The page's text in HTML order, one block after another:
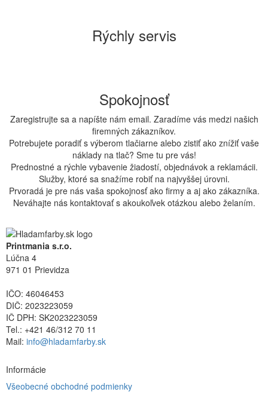
Rýchly servis
Spokojnosť
Zaregistrujte sa a napíšte nám email. Zaradíme vás medzi našich
firemných zákazníkov.
Potrebujete poradiť s výberom tlačiarne alebo zistiť ako znížiť vaše
náklady na tlač? Sme tu pre vás!
Prednostné a rýchle vybavenie žiadostí, objednávok a reklamácii.
Služby, ktoré sa snažíme robiť na najvyššej úrovni.
Prvoradá je pre nás vaša spokojnosť ako firmy a aj ako zákazníka.
Neváhajte nás kontaktovať s akoukoľvek otázkou alebo želaním.
Printmania s.r.o.
Lúčna 4
971 01 Prievidza
IČO: 46046453
DIČ: 2023223059
IČ DPH: SK2023223059
Tel.: +421 46/312 70 11
Mail: info@hladamfarby.sk
Informácie
Všeobecné obchodné podmienky